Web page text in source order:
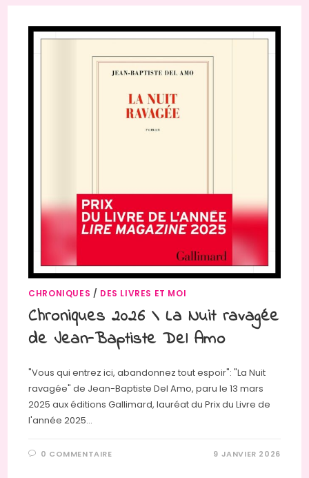
CHRONIQUES / DES LIVRES ET MOI
Chroniques 2026 \ La Nuit ravagée
de Jean-Baptiste Del Amo
"Vous qui entrez ici, abandonnez tout espoir": "La Nuit
ravagée" de Jean-Baptiste Del Amo, paru le 13 mars
2025 aux éditions Gallimard, lauréat du Prix du Livre de
l'année 2025…
0 COMMENTAIRE 9 JANVIER 2026